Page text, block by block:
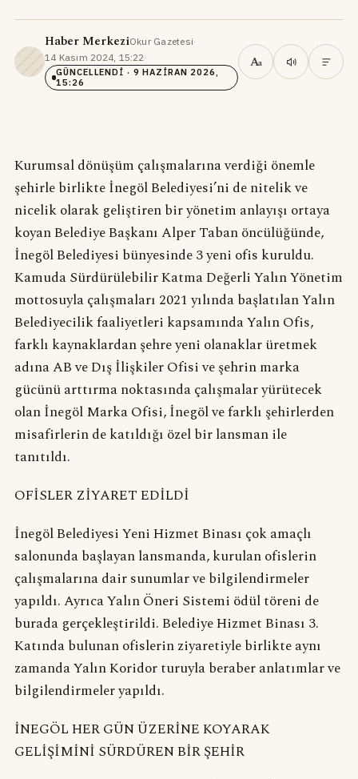
Haber MerkeziOkur Gazetesi·
14 Kasım 2024, 15:22·
GÜNCELLENDI · 9 HAZIRAN 2026,
15:26
Aa
Kurumsal dönüşüm çalışmalarına verdiği önemle
şehirle birlikte İnegöl Belediyesi’ni de nitelik ve
nicelik olarak geliştiren bir yönetim anlayışı ortaya
koyan Belediye Başkanı Alper Taban öncülüğünde,
İnegöl Belediyesi bünyesinde 3 yeni ofis kuruldu.
Kamuda Sürdürülebilir Katma Değerli Yalın Yönetim
mottosuyla çalışmaları 2021 yılında başlatılan Yalın
Belediyecilik faaliyetleri kapsamında Yalın Ofis,
farklı kaynaklardan şehre yeni olanaklar üretmek
adına AB ve Dış İlişkiler Ofisi ve şehrin marka
gücünü arttırma noktasında çalışmalar yürütecek
olan İnegöl Marka Ofisi, İnegöl ve farklı şehirlerden
misafirlerin de katıldığı özel bir lansman ile
tanıtıldı.
OFİSLER ZİYARET EDİLDİ
İnegöl Belediyesi Yeni Hizmet Binası çok amaçlı
salonunda başlayan lansmanda, kurulan ofislerin
çalışmalarına dair sunumlar ve bilgilendirmeler
yapıldı. Ayrıca Yalın Öneri Sistemi ödül töreni de
burada gerçekleştirildi. Belediye Hizmet Binası 3.
Katında bulunan ofislerin ziyaretiyle birlikte aynı
zamanda Yalın Koridor turuyla beraber anlatımlar ve
bilgilendirmeler yapıldı.
İNEGÖL HER GÜN ÜZERİNE KOYARAK
GELİŞİMİNİ SÜRDÜREN BİR ŞEHİR